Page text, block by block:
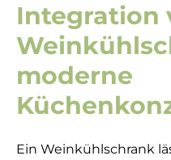
Integration
moderne
Ein Weinkühlschrank